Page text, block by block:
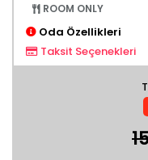
ROOM ONLY
Oda Özellikleri
Taksit Seçenekleri